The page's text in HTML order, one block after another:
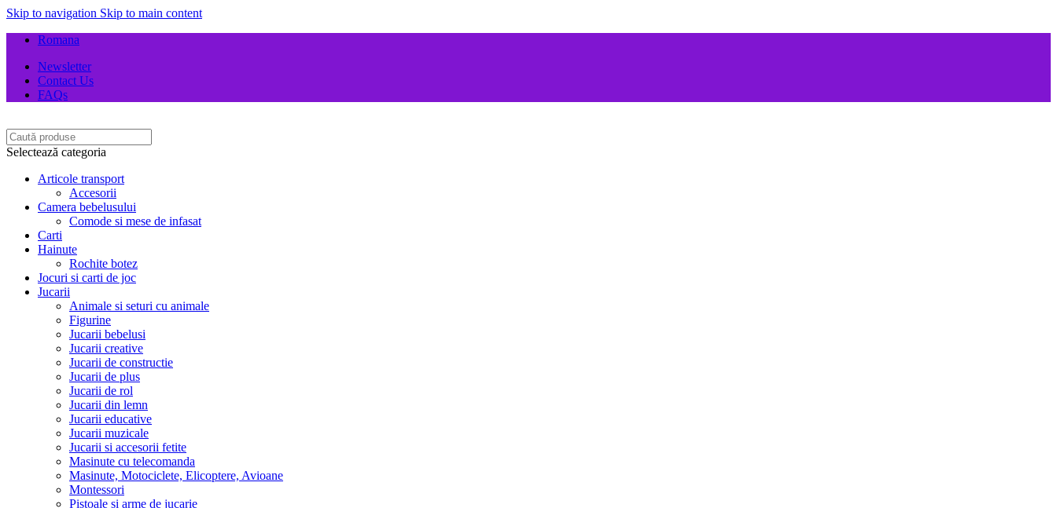
Skip to navigation Skip to main content
Romana
Newsletter
Contact Us
FAQs
Selectează categoria
Articole transport
Accesorii
Camera bebelusului
Comode si mese de infasat
Carti
Hainute
Rochite botez
Jocuri si carti de joc
Jucarii
Animale si seturi cu animale
Figurine
Jucarii bebelusi
Jucarii creative
Jucarii de constructie
Jucarii de plus
Jucarii de rol
Jucarii din lemn
Jucarii educative
Jucarii muzicale
Jucarii si accesorii fetite
Masinute cu telecomanda
Masinute, Motociclete, Elicoptere, Avioane
Montessori
Pistoale si arme de jucarie